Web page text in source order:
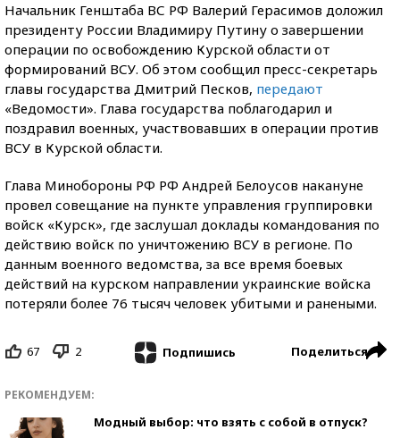
Начальник Генштаба ВС РФ Валерий Герасимов доложил
президенту России Владимиру Путину о завершении
операции по освобождению Курской области от
формирований ВСУ. Об этом сообщил пресс-секретарь
главы государства Дмитрий Песков, передают
«Ведомости». Глава государства поблагодарил и
поздравил военных, участвовавших в операции против
ВСУ в Курской области.
Глава Минобороны РФ РФ Андрей Белоусов накануне
провел совещание на пункте управления группировки
войск «Курск», где заслушал доклады командования по
действию войск по уничтожению ВСУ в регионе. По
данным военного ведомства, за все время боевых
действий на курском направлении украинские войска
потеряли более 76 тысяч человек убитыми и ранеными.
67 2 Подпишись Поделиться
РЕКОМЕНДУЕМ:
Модный выбор: что взять с собой в отпуск?